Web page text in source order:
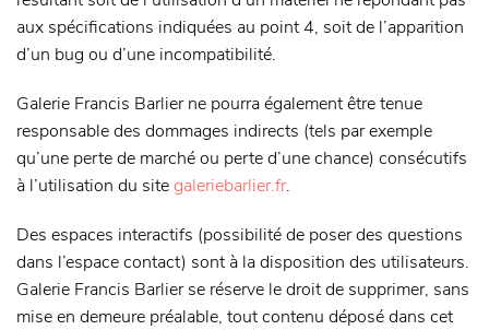
aux spécifications indiquées au point 4, soit de l’apparition
d’un bug ou d’une incompatibilité.
Galerie Francis Barlier ne pourra également être tenue
responsable des dommages indirects (tels par exemple
qu’une perte de marché ou perte d’une chance) consécutifs
à l’utilisation du sitegaleriebarlier.fr.
Des espaces interactifs (possibilité de poser des questions
dans l’espace contact) sont à la disposition des utilisateurs.
Galerie Francis Barlier se réserve le droit de supprimer, sans
mise en demeure préalable, tout contenu déposé dans cet